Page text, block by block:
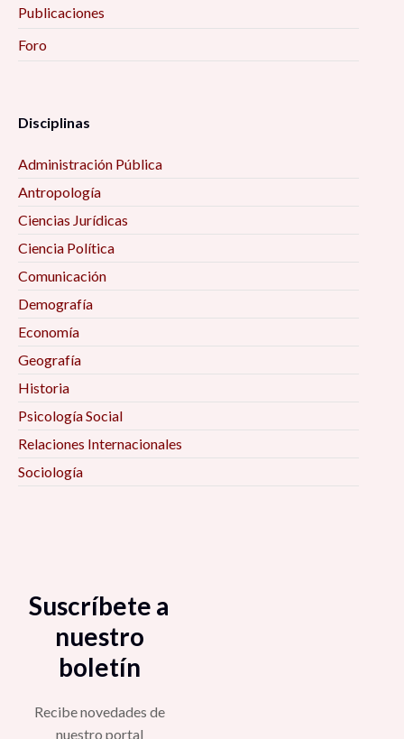
Publicaciones
Foro
Disciplinas
Administración Pública
Antropología
Ciencias Jurídicas
Ciencia Política
Comunicación
Demografía
Economía
Geografía
Historia
Psicología Social
Relaciones Internacionales
Sociología
Suscríbete a
nuestro
boletín
Recibe novedades de
nuestro portal